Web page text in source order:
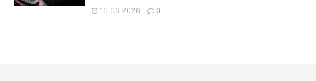
16.06.2026 0